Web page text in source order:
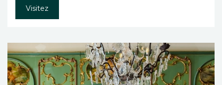
Visitez